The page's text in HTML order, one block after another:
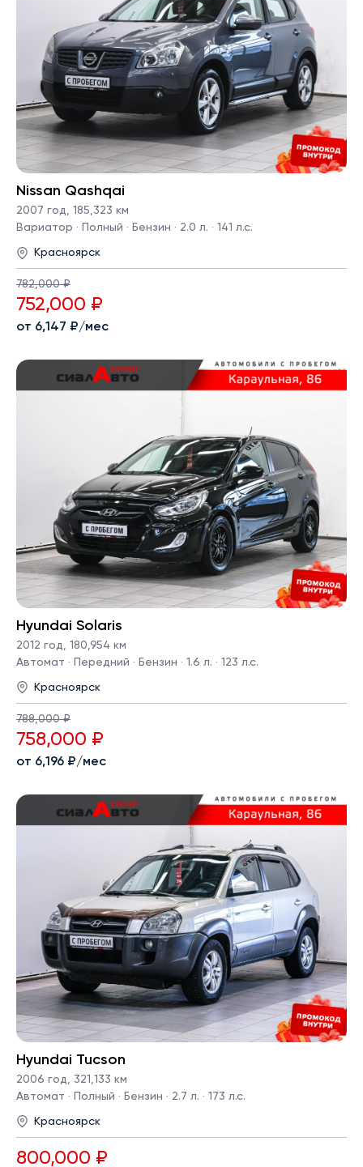
Nissan Qashqai
2007 год, 185,323 км
Вариатор · Полный · Бензин · 2.0 л. · 141 л.с.
Красноярск
782,000 ₽
752,000 ₽
от 6,147 ₽/мес
Hyundai Solaris
2012 год
180,954 км
Автомат · Передний · Бензин · 1.6 л. · 123 л.с.
Красноярск
788,000 ₽
758,000 ₽
от 6,196 ₽/мес
Hyundai Tucson
2006 год, 321,133 км
Автомат · Полный · Бензин · 2.7 л. · 173 л.с.
Красноярск
800,000 ₽